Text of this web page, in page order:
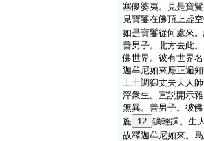
塞優婆夷。見是寶
見寶鬘在佛頂上虚
如是寶鬘從何處來
善男子。北方去此
佛世界。彼有世界
迦牟尼如來應正遍
上士調御丈夫天人
滓衆生。宣説開示
無異。善男子。彼
麁 12 獷輕躁。生
故釋迦牟尼如來。